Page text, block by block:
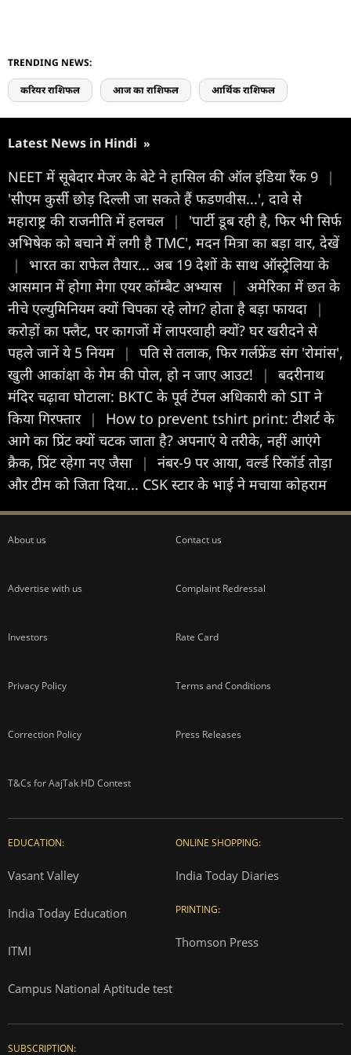
TRENDING NEWS:
करियर राशिफल आज का राशिफल आर्थिक राशिफल
Latest News in Hindi »
NEET में सूबेदार मेजर के बेटे ने हासिल की ऑल इंडिया रैंक 9
|
'सीएम कुर्सी छोड़ दिल्ली जा सकते हैं फडणवीस...', दावे से
महाराष्ट्र की राजनीति में हलचल |
'पार्टी डूब रही है, फिर भी सिर्फ
अभिषेक को बचाने में लगी है TMC', मदन मित्रा का बड़ा वार, देखें
|
भारत का राफेल तैयार... अब 19 देशों के साथ ऑस्ट्रेलिया के
आसमान में होगा मेगा एयर कॉम्बैट अभ्यास |
अमेरिका में छत के
नीचे एल्युमिनियम क्यों चिपका रहे लोग? होता है बड़ा फायदा
|
करोड़ों का फ्लैट, पर कागजों में लापरवाही क्यों? घर खरीदने से
पहले जानें ये 5 नियम
|
पति से तलाक, फ‍िर गर्लफ्रेंड संग 'रोमांस',
खुली आकांक्षा के गेम की पोल, हो न जाए आउट!
|
बदरीनाथ
मंदिर चढ़ावा घोटाला: BKTC के पूर्व टेंपल अधिकारी को SIT ने
किया गिरफ्तार |
How to prevent tshirt print: टीशर्ट के
आगे का प्रिंट क्यों चटक जाता है? अपनाएं ये तरीके, नहीं आएंगे
क्रैक, प्रिंट रहेगा नए जैसा
|
नंबर-9 पर आया, वर्ल्ड रिकॉर्ड तोड़ा
और टीम को जिता दिया... CSK स्टार के भाई ने मचाया कोहराम
About us Contact us
Advertise with us Complaint Redressal
Investors Rate Card
Privacy Policy Terms and Conditions
Correction Policy Press Releases
T&Cs for AajTak HD Contest
EDUCATION:
Vasant Valley
India Today Education
ITMI
Campus National Aptitude test
ONLINE SHOPPING:
India Today Diaries
PRINTING:
Thomson Press
SUBSCRIPTION: